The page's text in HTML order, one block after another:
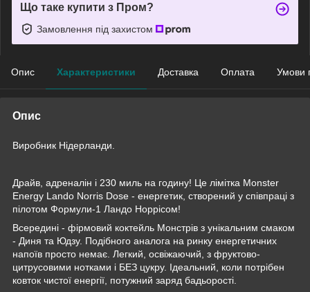
Що таке купити з Пром?
Замовлення під захистом
Опис Характеристики Доставка Оплата Умови
Опис
Виробник Нідерланди.
Драйв, адреналін і 230 миль на годину! Це лімітка Monster
Energy Lando Norris Dose - енергетик, створений у співпраці з
пілотом Формули-1 Ландо Норрісом!
Всередині - фірмовий коктейль Монстрів з унікальним смаком
- Диня та Юдзу. Подібного аналога на ринку енергетичних
напоїв просто немає. Легкий, освіжаючий, з фруктово-
цитрусовими нотками і БЕЗ цукру. Ідеальний, коли потрібен
ковток чистої енергії, потужний заряд бадьорості.